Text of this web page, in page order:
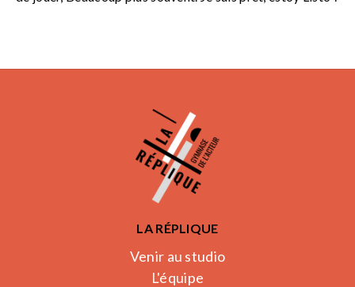
LA RÉPLIQUE
Venir au studio
L'équipe